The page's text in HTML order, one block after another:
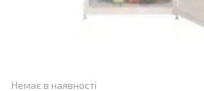
Немає в наявності